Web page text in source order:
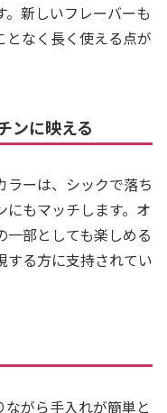
新しいフレーバーも
となく長く使える点が
ンに映える
ラーは、シックで落ち
もマッチします。オ
一部としても楽しめる
する方に支持されてい
がら手入れが簡単と